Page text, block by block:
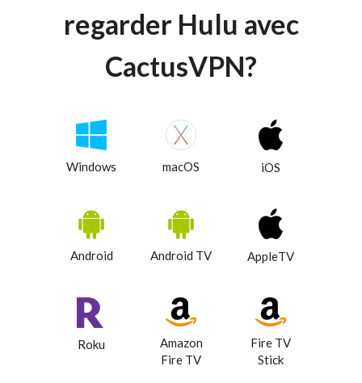
regarder Hulu avec
CactusVPN?
Windows macOS iOS
Android Android TV AppleTV
Roku
Amazon
Fire TV
Fire TV
Stick